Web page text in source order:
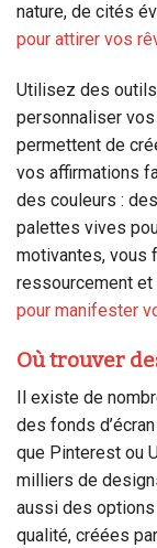
nature, de cités
pour attirer vos
Utilisez des
personnaliser
permettent de
vos affirmations
des couleurs :
palettes vives
motivantes, vous
ressourcement et
pour manifester
Où trouver
Il existe de
des fonds
que Pinterest ou
milliers de
aussi des options
qualité, créées